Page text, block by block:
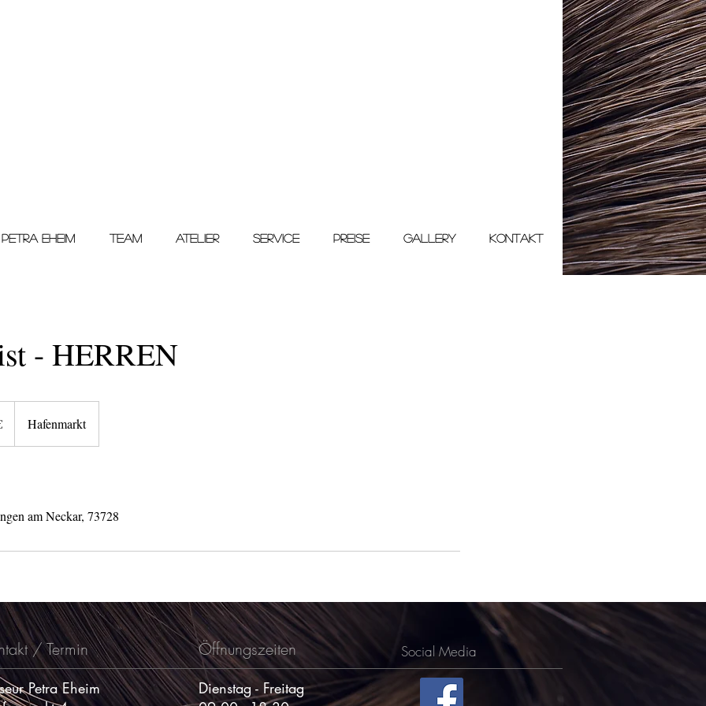
PETRA EHEIM TEAM ATELIER SERVICE PREISE GALLERY KONTAKT
- HERREN
Hafenmarkt
am Neckar, 73728
/ Termin
Petra Eheim
Öffnungszeiten
Dienstag - Freitag
Social Media